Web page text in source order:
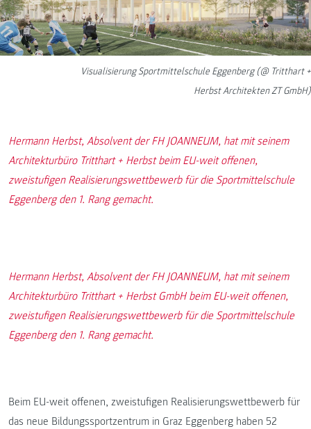
Visualisierung Sportmittelschule Eggenberg (@ Tritthart +
Herbst Architekten ZT GmbH)
Hermann Herbst, Absolvent der FH JOANNEUM, hat mit seinem
Architekturbüro Tritthart + Herbst beim EU-weit offenen,
zweistufigen Realisierungswettbewerb für die Sportmittelschule
Eggenberg den 1. Rang gemacht.
Hermann Herbst, Absolvent der FH JOANNEUM, hat mit seinem
Architekturbüro Tritthart + Herbst GmbH beim EU-weit offenen,
zweistufigen Realisierungswettbewerb für die Sportmittelschule
Eggenberg den 1. Rang gemacht.
Beim EU-weit offenen, zweistufigen Realisierungswettbewerb für
das neue Bildungssportzentrum in Graz Eggenberg haben 52